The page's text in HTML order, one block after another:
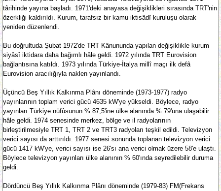
târihinde yayına başladı. 1971'deki anayasa değişiklikleri sırasında TRT'nin
özerkliği kaldırıldı. Kurum, tarafsız bir kamu iktisâdî kuruluşu olarak
yeniden düzenlendi.
Bu doğrultuda Şubat 1972'de TRT Kânununda yapılan değişiklikle kurum
siyâsî iktidara daha bağımlı hâle geldi. 1972 yılında TRT Eurovision
bağlantısına katıldı. 1973 yılında Türkiye-İtalya millî maçı ilk defâ
Eurovision aracılığıyla naklen yayınlandı.
Üçüncü Beş Yıllık Kalkınma Plânı döneminde (1973-1977) radyo
yayınlarının toplam verici gücü 4635 kW'ye yükseldi. Böylece, radyo
yayınları Türkiye nüfûsunun % 87,5'ine ülke alanında % 79'una ulaşabilir
hâle geldi. 1974 senesinde merkez, bölge ve il radyolarının
birleştirilmesiyle TRT 1, TRT 2 ve TRT3 radyoları teşkil edildi. Televizyon
verici sayısı da arttırıldı. 1977 senesi sonunda toplanan televizyon verici
gücü 1417 kW'ye, verici sayısı ise 26'sı ana verici olmak üzere 58'e ulaştı.
Böylece televizyon yayınları ülke alanının % 60'ında seyredilebilir duruma
geldi.
Dördüncü Beş Yıllık Kalkınma Plânı döneminde (1979-83) FM(Frekans